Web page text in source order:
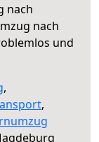
nach
nach
und
,
,